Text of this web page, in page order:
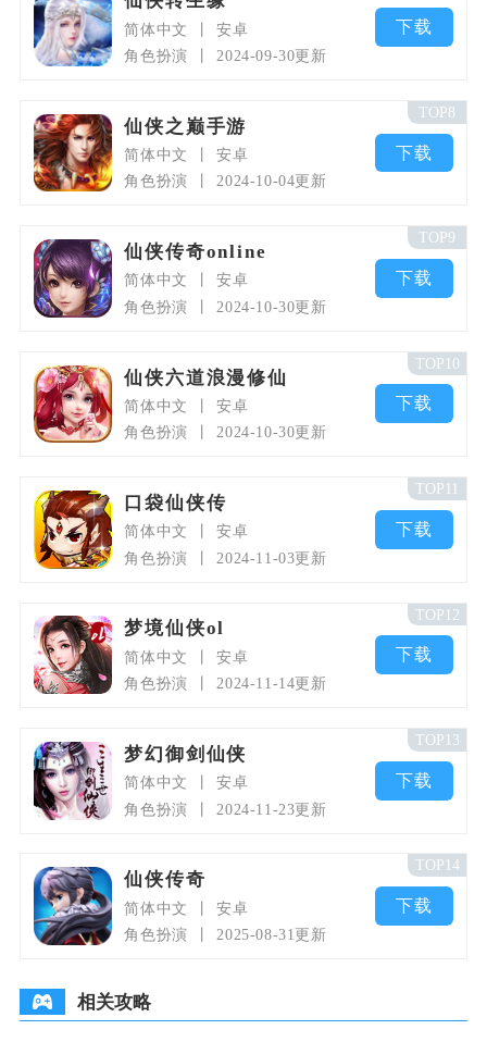
简体中文
安卓
角色扮演
2024-09-30更新
下载
仙侠之巅手游
简体中文
安卓
角色扮演
2024-10-04更新
下载
TOP8
仙侠传奇online
简体中文
安卓
角色扮演
2024-10-30更新
下载
TOP9
仙侠六道浪漫修仙
简体中文
安卓
角色扮演
2024-10-30更新
下载
TOP10
口袋仙侠传
简体中文
安卓
角色扮演
2024-11-03更新
下载
TOP11
梦境仙侠ol
简体中文
安卓
角色扮演
2024-11-14更新
下载
TOP12
梦幻御剑仙侠
简体中文
安卓
角色扮演
2024-11-23更新
下载
TOP13
仙侠传奇
简体中文
安卓
角色扮演
2025-08-31更新
下载
TOP14
相关攻略